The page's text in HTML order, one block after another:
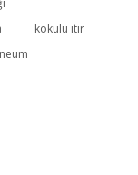
kokulu ıtır